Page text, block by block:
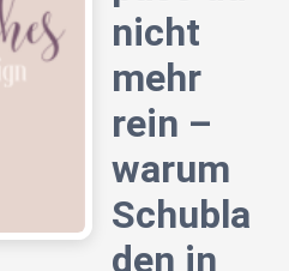
nicht
mehr
rein –
warum
Schubla
den in